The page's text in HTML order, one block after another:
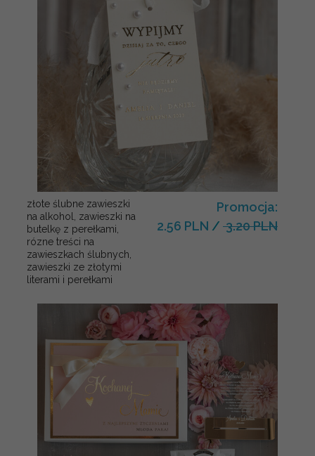
złote ślubne zawieszki
na alkohol, zawieszki na
butelkę z perełkami,
rózne treści na
zawieszkach ślubnych,
zawieszki ze złotymi
literami i perełkami
Promocja:
2.56 PLN / 3.20 PLN